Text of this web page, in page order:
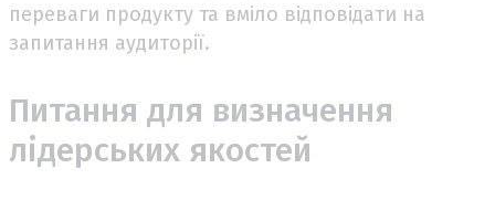
переваги продукту та вміло відповідати на
запитання аудиторії.
Питання для визначення
лідерських якостей